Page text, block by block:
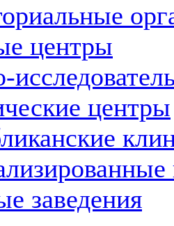
центры
центры
заведения